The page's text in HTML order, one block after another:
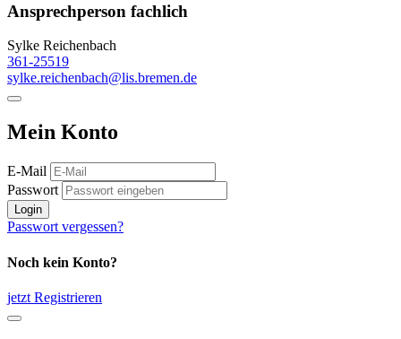
Ansprechperson fachlich
Sylke Reichenbach
361-25519
sylke.reichenbach@lis.bremen.de
Mein Konto
E-Mail
Passwort
Login
Passwort vergessen?
Noch kein Konto?
jetzt Registrieren